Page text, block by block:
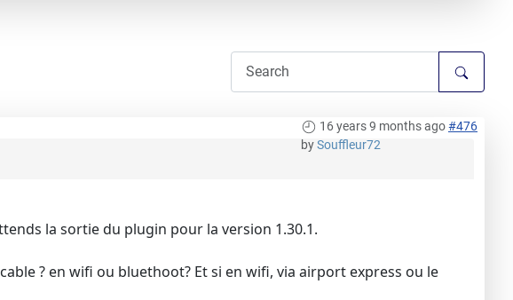
16 years 9 months ago#476
bySouffleur72
la sortie du plugin pour la version 1.30.1.
? en wifi ou bluethoot? Et si en wifi, via airport express ou le